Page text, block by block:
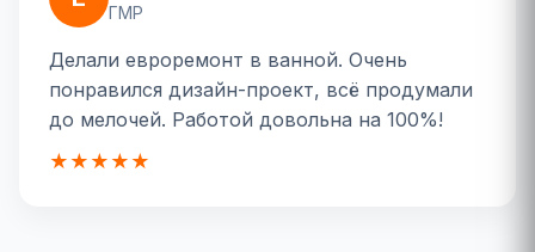
ГМР
Делали евроремонт в ванной. Очень
понравился дизайн-проект, всё продумали
до мелочей. Работой довольна на 100%!
★★★★★